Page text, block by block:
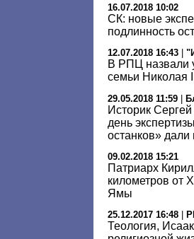
16.07.2018 10:02
СК: новые
подлинность
12.07.2018 16:43
В РПЦ назвали
семьи Николая
29.05.2018 11:59 |
Историк
день
останков»
09.02.2018 15:21
Патриарх
километров от
Ямы
25.12.2017 16:48
Теология,